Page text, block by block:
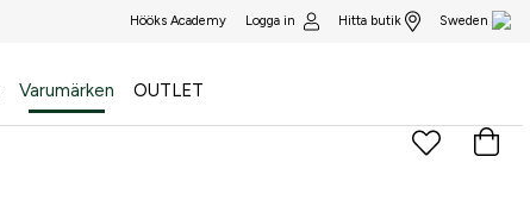
Hööks Academy Logga in Hitta butik Sweden
Varumärken OUTLET